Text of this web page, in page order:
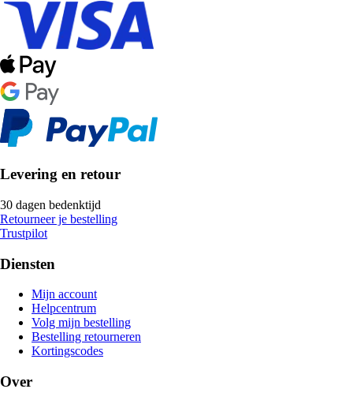
Levering en retour
30 dagen bedenktijd
Retourneer je bestelling
Trustpilot
Diensten
Mijn account
Helpcentrum
Volg mijn bestelling
Bestelling retourneren
Kortingscodes
Over